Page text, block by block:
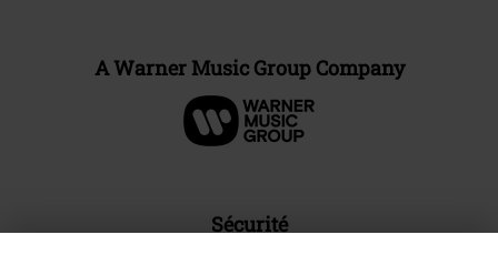
A Warner Music Group Company
Sécurité